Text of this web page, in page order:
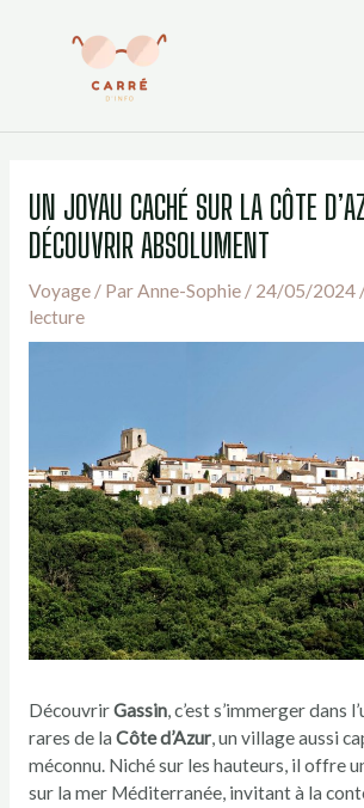
UN JOYAU CACHÉ SUR LA CÔTE
DÉCOUVRIR ABSOLUMENT
Voyage/ Par Anne-Sophie / 24/05/2024
lecture
DécouvrirGassin, c’est s’immerger dans
rares de la Côte d’Azur, un village aussi
méconnu. Niché sur les hauteurs, il offre
sur la mer Méditerranée, invitant à la